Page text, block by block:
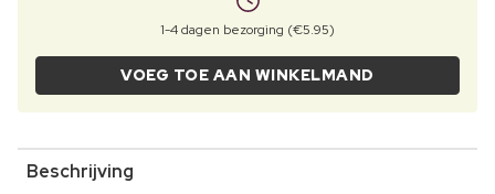
1-4 dagen bezorging (€5.95)
VOEG TOE AAN WINKELMAND
Beschrijving